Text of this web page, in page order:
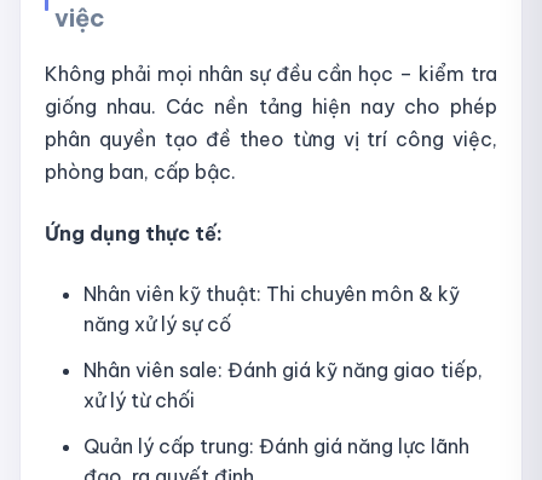
việc
Không phải mọi nhân sự đều cần học – kiểm tra
giống nhau. Các nền tảng hiện nay cho phép
phân quyền tạo đề theo từng vị trí công việc,
phòng ban, cấp bậc.
Ứng dụng thực tế:
Nhân viên kỹ thuật: Thi chuyên môn & kỹ
năng xử lý sự cố
Nhân viên sale: Đánh giá kỹ năng giao tiếp,
xử lý từ chối
Quản lý cấp trung: Đánh giá năng lực lãnh